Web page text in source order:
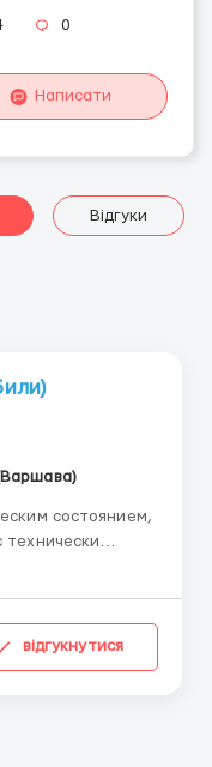
0
Написати
Відгуки
·
и
відгукнутися